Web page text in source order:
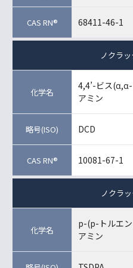
68411-46-1
ノクラッ
4,4’-ビス
アミン
DCD
10081-67-1
ノクラ
p-(p-トルエ
アミン